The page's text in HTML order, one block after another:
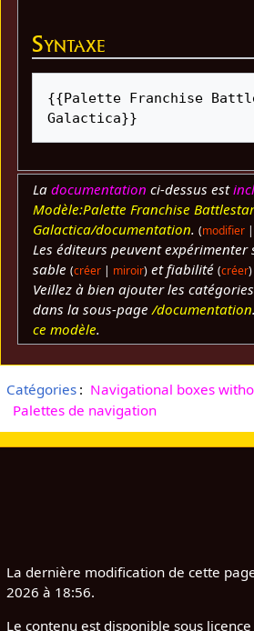
Syntaxe
{{Palette Franchise
Galactica}}
La documentation ci-dessus est
Modèle:Palette Franchise Battlestar
Galactica/documentation. (modifier|
Les éditeurs peuvent expérimenter
sable (créer| miroir)et fiabilité (créer)
Veillez à bien ajouter les
dans la sous-page/documentation.
ce modèle.
Catégories: Navigational boxes
Palettes de navigation
La dernière modification de cette
2026 à 18:56.
Le contenu est disponible sous licence